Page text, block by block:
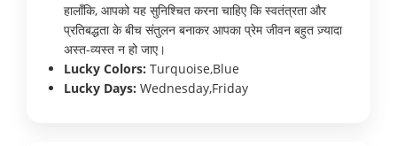
हालाँकि, आपको यह सुनिश्चित करना चाहिए कि स्वतंत्रता और
प्रतिबद्धता के बीच संतुलन बनाकर आपका प्रेम जीवन बहुत ज़्यादा
अस्त-व्यस्त न हो जाए।
Lucky Colors: Turquoise,Blue
Lucky Days: Wednesday,Friday